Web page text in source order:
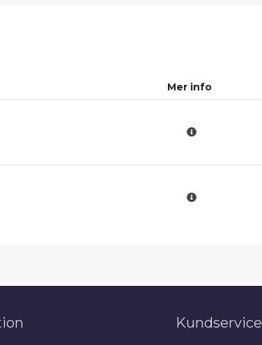
Mer info
Kundservice